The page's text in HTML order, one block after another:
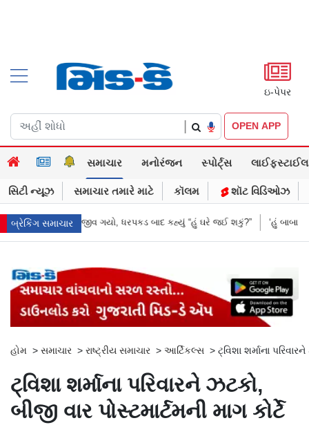
ઇ-પેપર
OPEN APP
સમાચાર મનોરંજન સ્પોર્ટ્સ લાઈફસ્ટાઈલ
સિટી ન્યૂઝ સમાચાર તમારે માટે કૉલમ શૉટ વિડિઓઝ
બ્રેકિંગ સમાચાર
કહ્યું “હું ઘરે જઈ શકું?” ‘હું બાબા બાગેશ્વર નથી...’: IIT દિલ્હીમાં વિદ્યાર્થીઓ
હોમ > સમાચાર > રાષ્ટ્રીય સમાચાર > આર્ટિકલ્સ > ટ્વિશા શર્માના
ટ્વિશા શર્માના પરિવારને ઝટકો,
બીજી વાર પોસ્ટમાર્ટમની માગ કોર્ટે